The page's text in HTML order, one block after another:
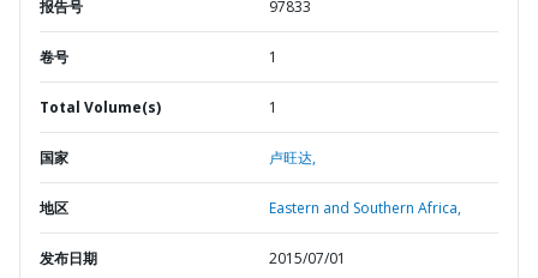
报告号 97833
卷号 1
Total Volume(s) 1
国家 卢旺达,
地区 Eastern and Southern Africa,
发布日期 2015/07/01